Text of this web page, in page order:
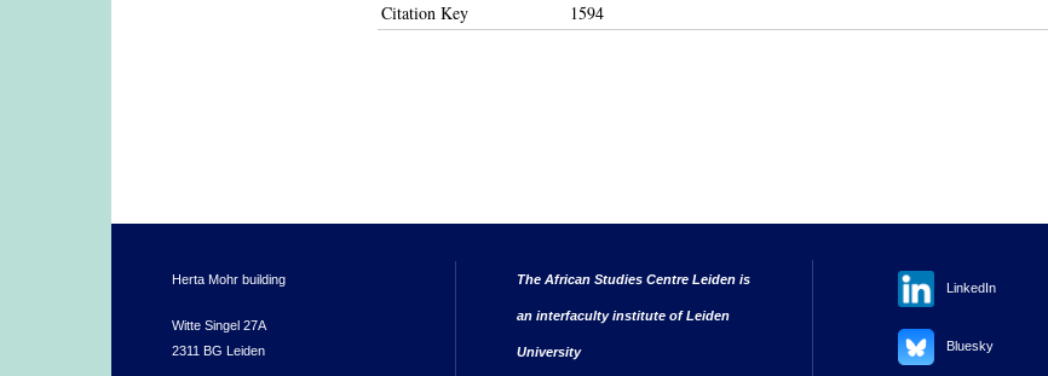
Citation Key 1594
Herta Mohr building
Witte Singel 27A
2311 BG Leiden
The African Studies Centre Leiden is
an interfaculty institute of Leiden
University
LinkedIn
Bluesky